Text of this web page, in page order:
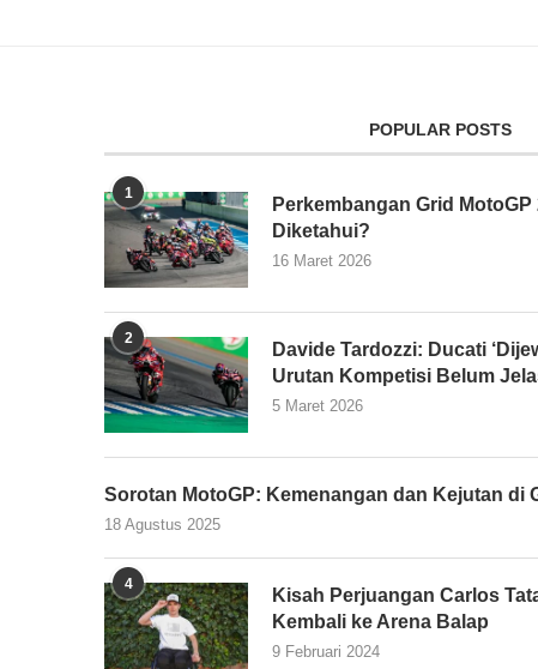
POPULAR POSTS
1
Perkembangan Grid
Diketahui?
16 Maret 2026
2
Davide Tardozzi: Ducati
Urutan Kompetisi Belum
5 Maret 2026
Sorotan MotoGP: Kemenangan dan Kejutan di
18 Agustus 2025
4
Kisah Perjuangan Carlos
Kembali ke Arena Balap
9 Februari 2024